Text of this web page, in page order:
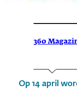
360
Op 14 april